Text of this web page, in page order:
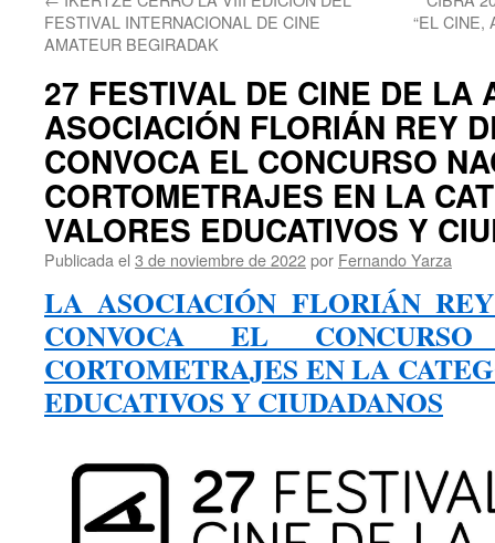
FESTIVAL INTERNACIONAL DE CINE
AMATEUR BEGIRADAK
“EL CINE,
27 FESTIVAL DE CINE DE LA
ASOCIACIÓN FLORIÁN REY
CONVOCA EL CONCURSO
CORTOMETRAJES EN LA
VALORES EDUCATIVOS Y
Publicada el 3 de noviembre de 2022por Fernando Yarza
LA ASOCIACIÓN FLORIÁN
CONVOCA EL
CORTOMETRAJES EN LA
EDUCATIVOS Y CIUDADANOS